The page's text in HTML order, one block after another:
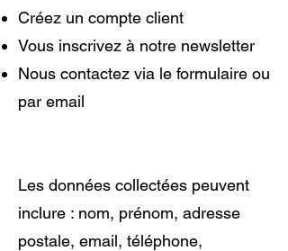
Créez un compte client
Vous inscrivez à notre newsletter
Nous contactez via le formulaire ou
par email
Les données collectées peuvent
inclure : nom, prénom, adresse
postale, email, téléphone,